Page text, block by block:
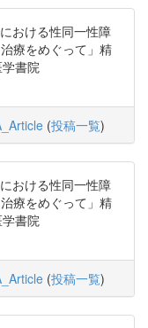
おける性同一性障
療をめぐって」精
書院
(投稿一覧)
おける性同一性障
療をめぐって」精
書院
(投稿一覧)